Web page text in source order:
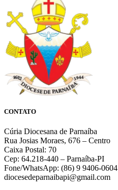
CONTATO
Cúria Diocesana de Parnaíba
Rua Josias Moraes, 676 – Centro
Caixa Postal: 70
Cep: 64.218-440 – Parnaíba-PI
Fone/WhatsApp: (86) 9 9406-0604
diocesedeparnaibapi@gmail.com